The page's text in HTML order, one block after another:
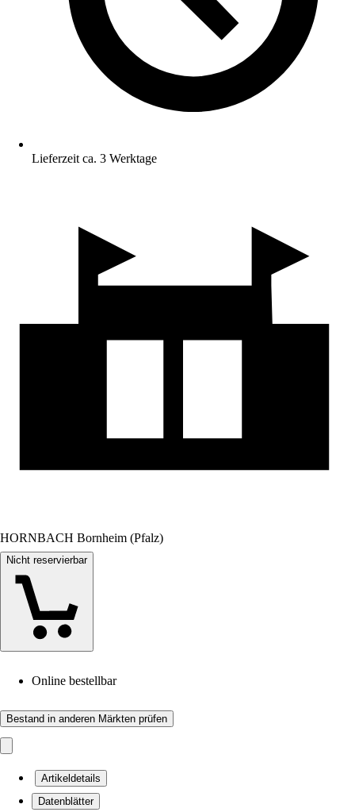
Lieferzeit ca. 3 Werktage
HORNBACH Bornheim (Pfalz)
Nicht reservierbar
Online bestellbar
Bestand in anderen Märkten prüfen
Artikeldetails
Datenblätter